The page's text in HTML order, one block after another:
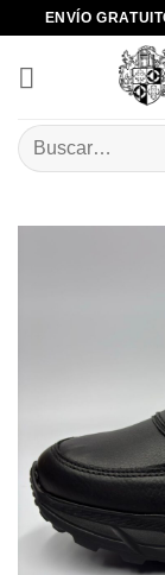
content
ENVÍO
Buscar
por: